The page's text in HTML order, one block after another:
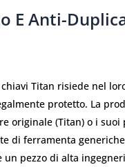
E Anti-
Titan risiede nel
protetto. La
originale (Titan) o i
di ferramenta
un pezzo di alta